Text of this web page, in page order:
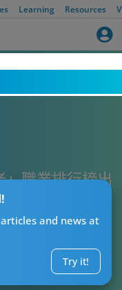
Learning Resources
and news at
Try it!
」職業排行榜出
境令人青春